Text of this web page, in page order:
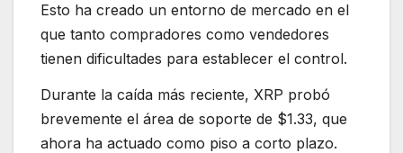
Esto ha creado un entorno de mercado en el
que tanto compradores como vendedores
tienen dificultades para establecer el control.
Durante la caída más reciente, XRP probó
brevemente el área de soporte de $1.33, que
ahora ha actuado como piso a corto plazo.